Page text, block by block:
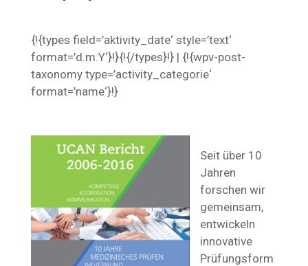
{!{types field=’aktivity_date‘ style=’text‘
format=’d.m.Y‘}!}{!{/types}!} | {!{wpv-post-
taxonomy type=’activity_categorie‘
format=’name‘}!}
Seit über 10
Jahren
forschen wir
gemeinsam,
entwickeln
innovative
Prüfungsform